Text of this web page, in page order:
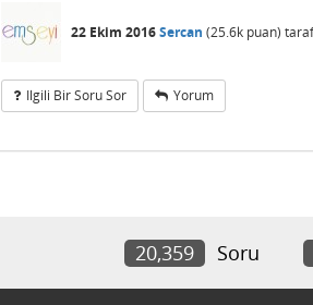
22 Ekim 2016Sercan (25.6k puan)
Ilgili Bir Soru Sor Yorum
20,359 Soru